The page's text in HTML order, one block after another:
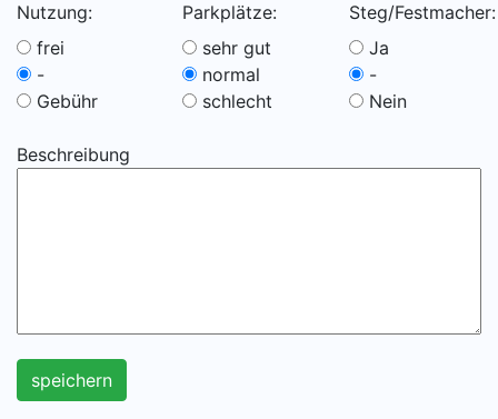
Nutzung:
frei
-
Gebühr
Parkplätze:
sehr gut
normal
schlecht
Steg/Festmacher:
Ja
-
Nein
Beschreibung
speichern